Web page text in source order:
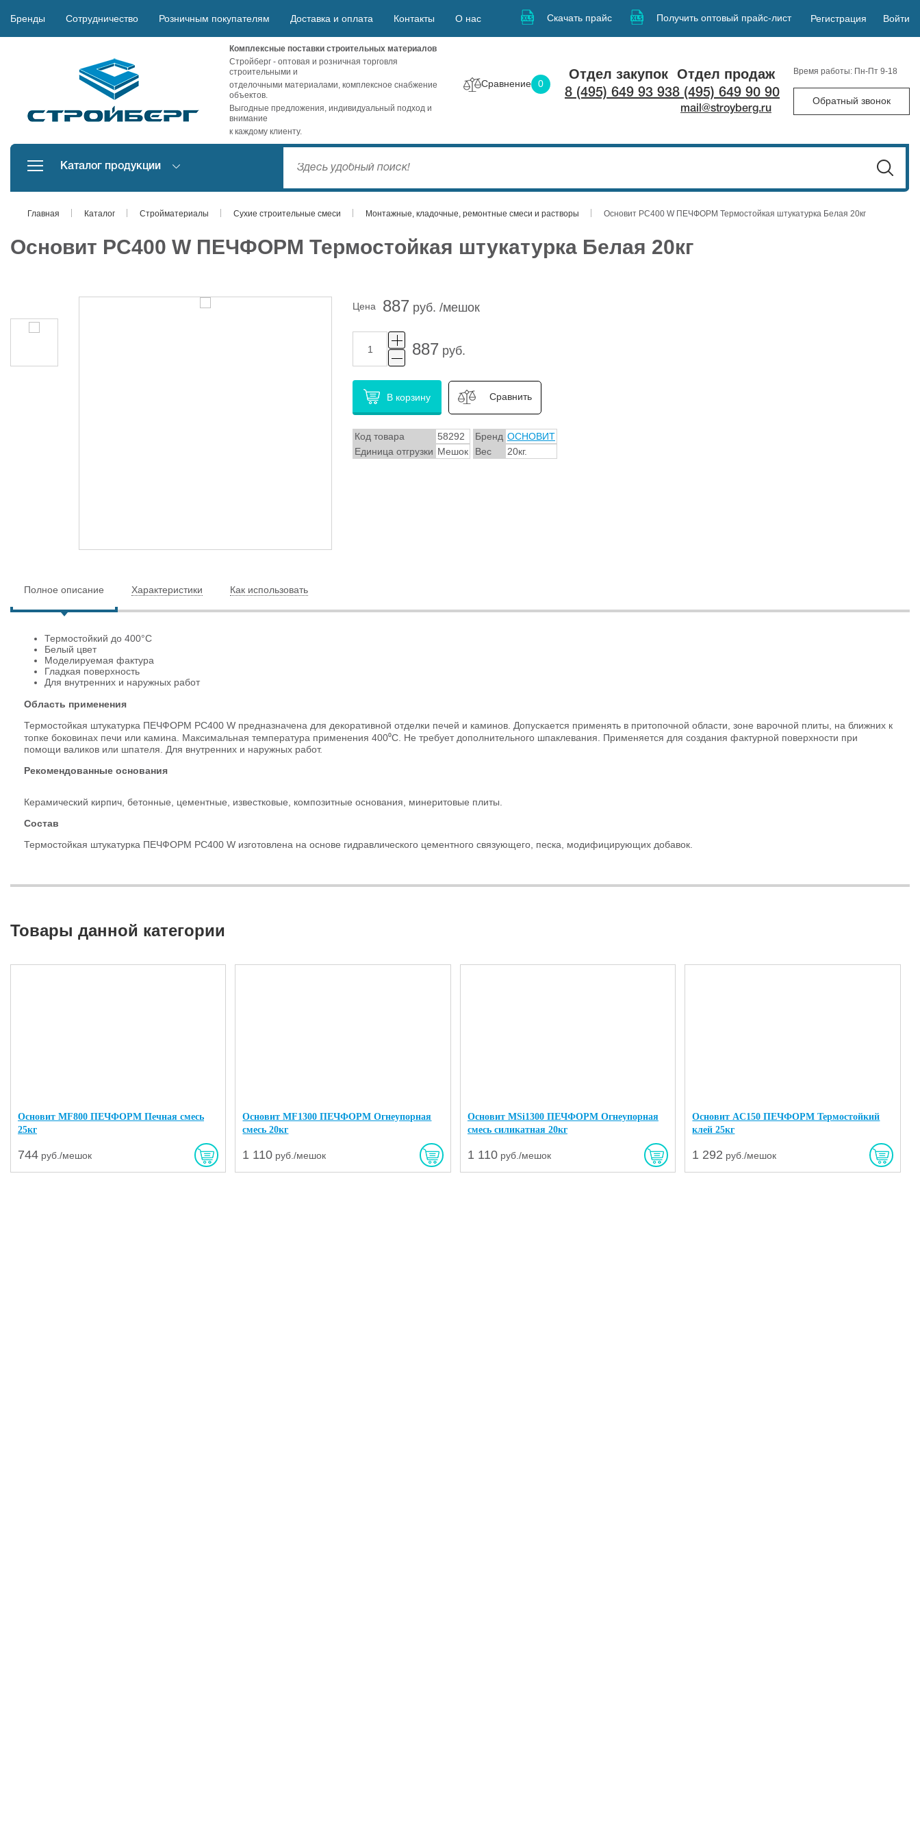
Бренды Сотрудничество Розничным покупателям Доставка и оплата Контакты О нас Скачать прайс Получить оптовый прайс-лист Регистрация Войти
Комплексные поставки строительных материалов
Стройберг - оптовая и розничная торговля
строительными и
отделочными материалами, комплексное снабжение
объектов.
Выгодные предложения, индивидуальный подход и
внимание
к каждому клиенту.
Сравнение 0
Отдел закупок
8 (495) 649 93 93
Отдел продаж
8 (495) 649 90 90
mail@stroyberg.ru
Время работы: Пн-Пт 9-18
Обратный звонок
Каталог продукции
Главная Каталог Стройматериалы Сухие строительные смеси Монтажные, кладочные, ремонтные смеси и растворы Основит PC400 W ПЕЧФОРМ Термостойкая штукатурка Белая 20кг
Основит PC400 W ПЕЧФОРМ Термостойкая штукатурка Белая 20кг
Цена 887 руб. /мешок
887 руб.
В корзину Сравнить
Код товара 58292 Бренд ОСНОВИТ
Единица отгрузки Мешок Вес 20кг.
Полное описание Характеристики Как использовать
Термостойкий до 400°С
Белый цвет
Моделируемая фактура
Гладкая поверхность
Для внутренних и наружных работ
Область применения
Термостойкая штукатурка ПЕЧФОРМ PC400 W предназначена для декоративной отделки печей и каминов. Допускается применять в притопочной области, зоне варочной плиты, на ближних к
топке боковинах печи или камина. Максимальная температура применения 400⁰С. Не требует дополнительного шпаклевания. Применяется для создания фактурной поверхности при
помощи валиков или шпателя. Для внутренних и наружных работ.
Рекомендованные основания
Керамический кирпич, бетонные, цементные, известковые, композитные основания, минеритовые плиты.
Состав
Термостойкая штукатурка ПЕЧФОРМ PC400 W изготовлена на основе гидравлического цементного связующего, песка, модифицирующих добавок.
Товары данной категории
Основит MF800 ПЕЧФОРМ Печная смесь
25кг
744 руб./мешок
Основит MF1300 ПЕЧФОРМ Огнеупорная
смесь 20кг
1 110 руб./мешок
Основит MSi1300 ПЕЧФОРМ Огнеупорная
смесь силикатная 20кг
1 110руб./мешок
Основит AC150 ПЕЧФОРМ Термостойкий
клей 25кг
1 292 руб./мешок